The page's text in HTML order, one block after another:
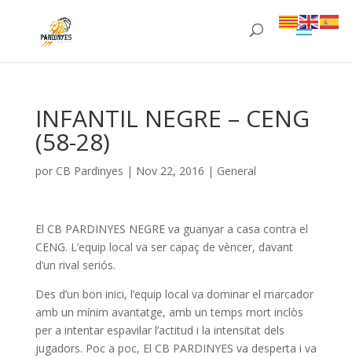
INFANTIL NEGRE – CENG
(58-28)
por CB Pardinyes | Nov 22, 2016 | General
El CB PARDINYES NEGRE va guanyar a casa contra el
CENG. L’equip local va ser capaç de vèncer, davant
d’un rival seriós.
Des d’un bon inici, l’equip local va dominar el marcador
amb un mínim avantatge, amb un temps mort inclòs
per a intentar espavilar l’actitud i la intensitat dels
jugadors. Poc a poc, El CB PARDINYES va desperta i va